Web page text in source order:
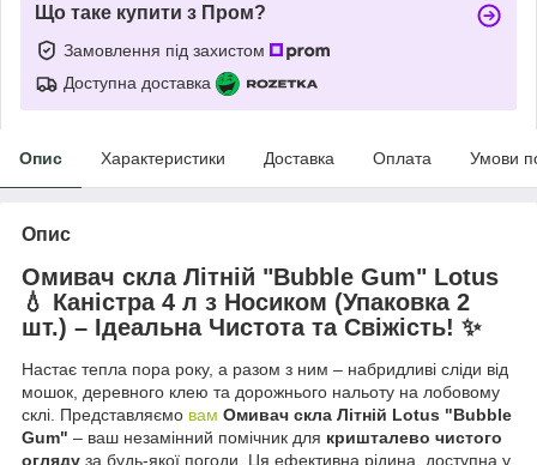
Що таке купити з Пром?
Замовлення під захистом
Доступна доставка
Опис Характеристики Доставка Оплата Умови
Опис
Омивач скла Літній "Bubble Gum" Lotus
💧 Каністра 4 л з Носиком (Упаковка 2
шт.) – Ідеальна Чистота та Свіжість! ✨
Настає тепла пора року, а разом з ним – набридливі сліди від
мошок, деревного клею та дорожнього нальоту на лобовому
склі. Представляємо вам Омивач скла Літній Lotus "Bubble
Gum" – ваш незамінний помічник для кришталево чистого
огляду за будь-якої погоди. Ця ефективна рідина, доступна у